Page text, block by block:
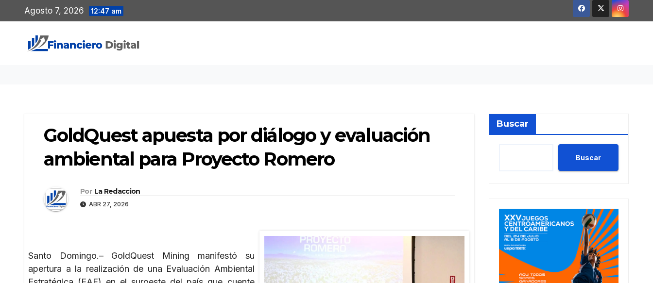
al
contenido
Agosto 7, 2026 12:47 am
GoldQuest apuesta por diálogo y evaluación
ambiental para Proyecto Romero
Por La Redaccion
ABR 27, 2026
Santo Domingo.– GoldQuest Mining manifestó su
apertura a la realización de una Evaluación Ambiental
Buscar
Buscar